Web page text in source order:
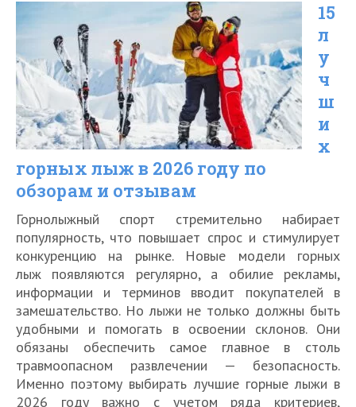
для
кошек
в
2026
году
для
самолёта,
и
автомобиля
15
л
у
ч
ш
и
х
горных лыж в 2026 году по
обзорам и отзывам
Горнолыжный спорт стремительно набирает
популярность, что повышает спрос и стимулирует
конкуренцию на рынке. Новые модели горных
лыж появляются регулярно, а обилие рекламы,
информации и терминов вводит покупателей в
замешательство. Но лыжи не только должны быть
удобными и помогать в освоении склонов. Они
обязаны обеспечить самое главное в столь
травмоопасном развлечении — безопасность.
Именно поэтому выбирать лучшие горные лыжи в
2026 году важно с учетом ряда критериев,